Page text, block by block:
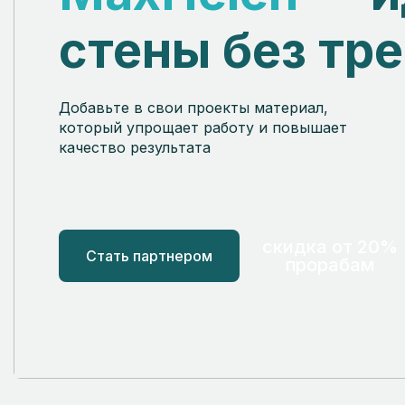
стены без
Добавьте в свои проекты материал,
который упрощает работу и повышает
качество результата
Стать партнером